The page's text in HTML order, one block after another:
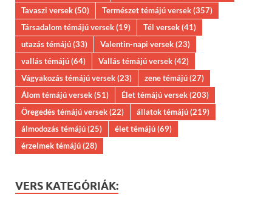
Tavaszi versek(50) Természet témájú versek(357)
Társadalom témájú versek(19) Tél versek(41)
utazás témájú(33) Valentin-napi versek(23)
vallás témájú(64) Vallás témájú versek(42)
Vágyakozás témájú versek(23) zene témájú(27)
Álom témájú versek(51) Élet témájú versek(203)
Öregedés témájú versek(22) állatok témájú(219)
álmodozás témájú(25) élet témájú(69)
érzelmek témájú(28)
VERS KATEGÓRIÁK: